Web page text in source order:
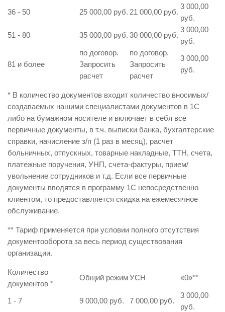
36 - 50
25 000,00 руб. 21 000,00 руб.
3 000,00
руб.
51 - 80
35 000,00 руб. 30 000,00 руб.
3 000,00
руб.
81 и более
по договор.
Запросить
расчет
по договор.
Запросить
расчет
3 000,00
руб.
* В количество документов входит количество вносимых/
создаваемых нашими специалистами документов в 1С
либо на бумажном носителе и включает в себя все
первичные документы, в т.ч. выписки банка, бухгалтерские
справки, начисление з/п (1 раз в месяц), расчет
больничных, отпускных, товарные накладные, ТТН, счета,
платежные поручения, УНП, счета-фактуры, прием/
увольнение сотрудников и т.д. Если все первичные
документы вводятся в программу 1С непосредственно
клиентом, то предоставляется скидка на ежемесячное
обслуживание.
** Тариф применяется при условии полного отсутствия
документооборота за весь период существования
организации.
Количество
документов *
Общий режимУСН «0»**
1 - 7 9 000,00 руб. 7 000,00 руб.
3 000,00
руб.